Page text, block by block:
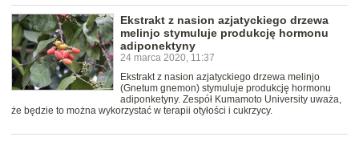
Ekstrakt z nasion azjatyckiego drzewa
melinjo stymuluje produkcję hormonu
adiponektyny
24 marca 2020, 11:37
Ekstrakt z nasion azjatyckiego drzewa melinjo
(Gnetum gnemon) stymuluje produkcję hormonu
adiponketyny. Zespół Kumamoto University uważa,
że będzie to można wykorzystać w terapii otyłości i cukrzycy.